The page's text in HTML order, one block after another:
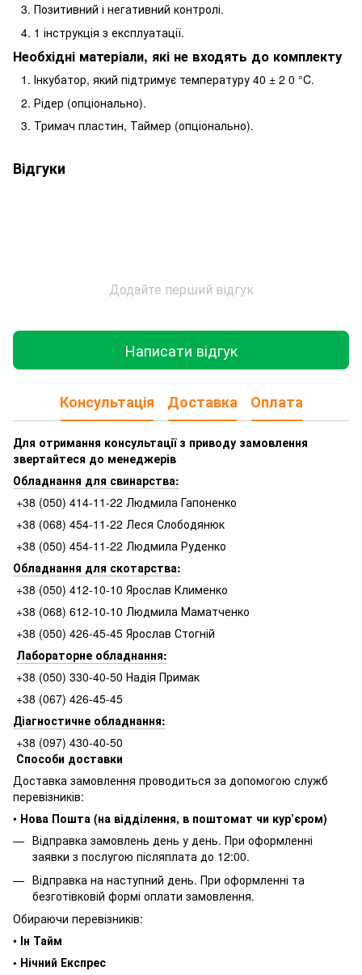
Позитивний і негативний контролі.
1 інструкція з експлуатації.
Необхідні матеріали, які не входять до комплекту
Інкубатор, який підтримує температуру 40 ± 2 0 °C.
Рідер (опціонально).
Тримач пластин, Таймер (опціонально).
Відгуки
Додайте перший відгук
Написати відгук
Консультація Доставка Оплата
Для отримання консультації з приводу замовлення
звертайтеся до менеджерів
Обладнання для свинарства:
+38 (050) 414-11-22 Людмила Гапоненко
+38 (068) 454-11-22 Леся Слободянюк
+38 (050) 454-11-22 Людмила Руденко
Обладнання для скотарства:
+38 (050) 412-10-10 Ярослав Клименко
+38 (068) 612-10-10 Людмила Маматченко
+38 (050) 426-45-45 Ярослав Стогній
Лабораторне обладнання:
+38 (050) 330-40-50 Надія Примак
+38 (067) 426-45-45
Діагностичне обладнання:
+38 (097) 430-40-50
Способи доставки
Доставка замовлення проводиться за допомогою служб
перевізників:
• Нова Пошта (на відділення, в поштомат чи кур’єром)
Відправка замовлень день у день. При оформленні
заявки з послугою післяплата до 12:00.
Відправка на наступний день. При оформленні та
безготівковій формі оплати замовлення.
Обираючи перевізників:
• Ін Тайм
• Нічний Експрес